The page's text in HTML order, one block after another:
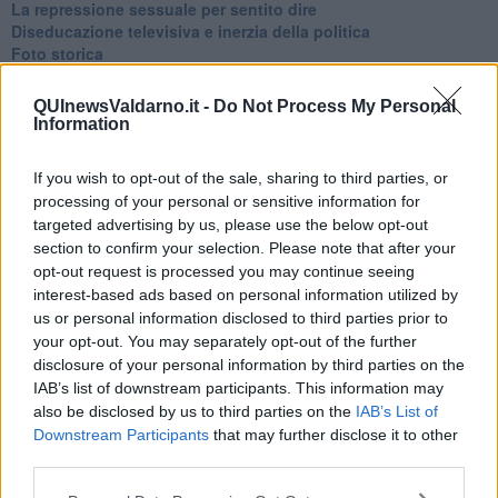
QUInewsValdarno.it - Do Not Process My Personal
Information
If you wish to opt-out of the sale, sharing to third parties, or
processing of your personal or sensitive information for
targeted advertising by us, please use the below opt-out
section to confirm your selection. Please note that after your
opt-out request is processed you may continue seeing
interest-based ads based on personal information utilized by
us or personal information disclosed to third parties prior to
your opt-out. You may separately opt-out of the further
disclosure of your personal information by third parties on the
IAB’s list of downstream participants. This information may
also be disclosed by us to third parties on the IAB’s List of
Downstream Participants that may further disclose it to other
La repressione sessuale per sentito dire
Diseducazione televisiva e inerzia della politica
Foto storica
Nostalgia del sangue blu
Teste calde
Da Capodanno a Carnevale
Schizzi di fango
Sor-riso amaro
Fine anno al ristorante
La festa di Capodanno
Natale 2024
Re e regnanti
A noi interessa il dito non la luna
Come rubare allo stato e vivere felici
Una performance
Il compagno
​Io (allo specchio)
Passato, presente, futuro